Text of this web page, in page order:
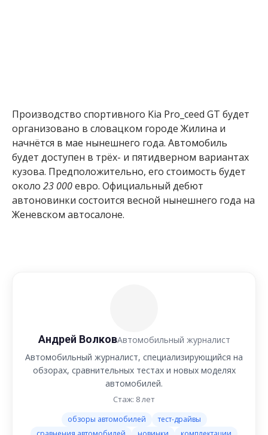
Производство спортивного Kia Pro_ceed GT будет
организовано в словацком городе Жилина и
начнётся в мае нынешнего года. Автомобиль
будет доступен в трёх- и пятидверном вариантах
кузова. Предположительно, его стоимость будет
около 23 000евро. Официальный дебют
автоновинки состоится весной нынешнего года на
Женевском автосалоне.
Андрей ВолковАвтомобильный журналист
Автомобильный журналист, специализирующийся на
обзорах, сравнительных тестах и новых моделях
автомобилей.
Стаж: 8 лет
обзоры автомобилей
тест-драйвы